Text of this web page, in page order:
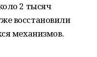
2 тысяч
восстановили
механизмов.